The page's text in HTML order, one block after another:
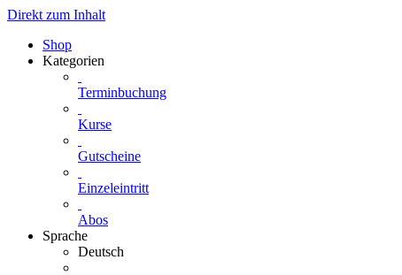
Direkt zum Inhalt
Shop
Kategorien
Terminbuchung
Kurse
Gutscheine
Einzeleintritt
Abos
Sprache
Deutsch